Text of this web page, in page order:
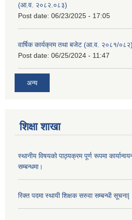
(आ.व. २०८२.०८३)
Post date: 06/23/2025 - 17:05
वार्षिक कार्यक्रम तथा बजेट (आ.व. २०८१/०८२)
Post date: 06/25/2024 - 11:47
अन्य
शिक्षा शाखा
स्थानीय विषयको पाठ्यक्रम पूर्ण रूपमा
सम्बन्धमा।
रिक्त पदमा स्थायी शिक्षक सरुवा सम्बन्धी सूचना|